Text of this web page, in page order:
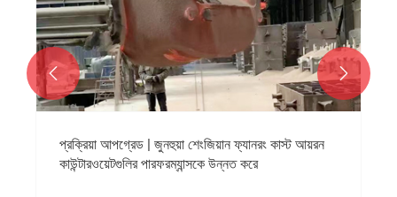
প্রক্রিয়া আপগ্রেড | জুনহুয়া শেংজিয়ান ফ্যানরং কাস্ট আয়রন
কাউন্টারওয়েটগুলির পারফরম্যান্সকে উন্নত করে
 